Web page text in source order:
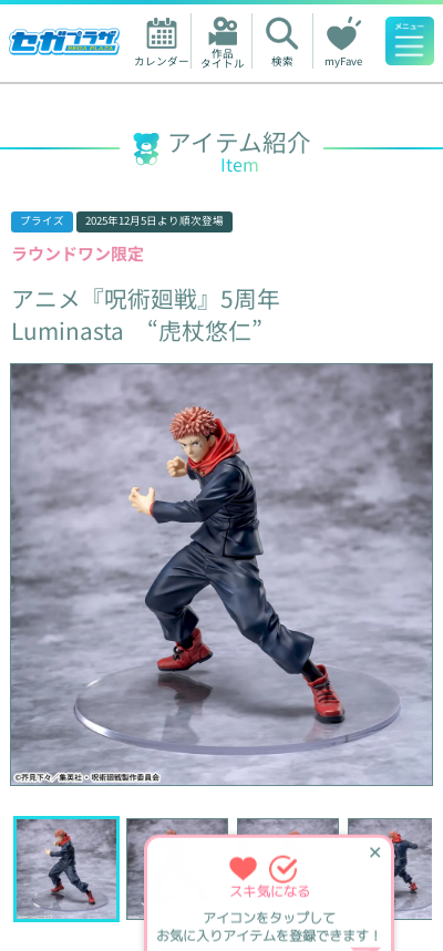
カレンダー 作品
タイトル 検索 myFave
人気ワード
アイテム紹介
Item
プライズ 2025年12月5日 より順次登場
ラウンドワン限定
アニメ『呪術廻戦』5周年
Luminasta
“虎杖悠仁”
✕
スキ気になる
アイコンをタップして
お気に入りアイテムを登録できます！